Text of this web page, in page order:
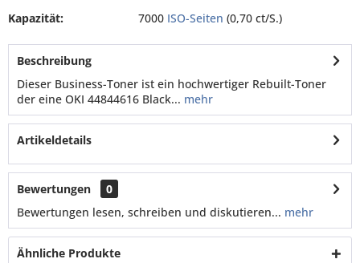
Kapazität:
7000 ISO-Seiten (0,70 ct/S.)
Beschreibung
Dieser Business-Toner ist ein hochwertiger Rebuilt-Toner
der eine OKI 44844616 Black... mehr
Artikeldetails
Bewertungen
0
Bewertungen lesen, schreiben und diskutieren... mehr
Ähnliche Produkte